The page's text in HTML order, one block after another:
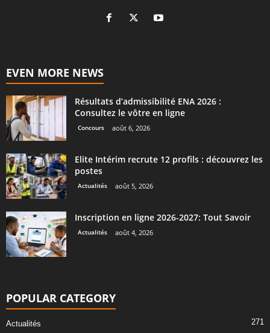
EVEN MORE NEWS
Résultats d’admissibilité ENA 2026 :
Consultez le vôtre en ligne
Concours août 6, 2026
Elite Intérim recrute 12 profils : découvrez les
postes
Actualités août 5, 2026
Inscription en ligne 2026-2027: Tout Savoir
Actualités août 4, 2026
POPULAR CATEGORY
Actualités 271